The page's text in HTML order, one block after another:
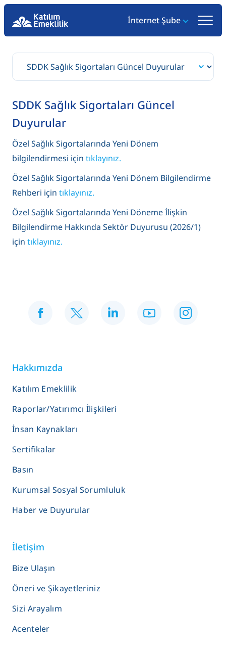
İnternet Şube
SDDK Sağlık Sigortaları Güncel
Duyurular
Özel Sağlık Sigortalarında Yeni Dönem
bilgilendirmesi için tıklayınız.
Özel Sağlık Sigortalarında Yeni Dönem Bilgilendirme
Rehberi için tıklayınız.
Özel Sağlık Sigortalarında Yeni Döneme İlişkin
Bilgilendirme Hakkında Sektör Duyurusu (2026/1)
için tıklayınız.
Hakkımızda
Katılım Emeklilik
Raporlar/Yatırımcı İlişkileri
İnsan Kaynakları
Sertifikalar
Basın
Kurumsal Sosyal Sorumluluk
Haber ve Duyurular
İletişim
Bize Ulaşın
Öneri ve Şikayetleriniz
Sizi Arayalım
Acenteler